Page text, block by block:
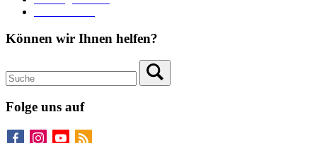
Können wir Ihnen helfen?
Folge uns auf